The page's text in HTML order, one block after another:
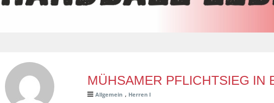
MÜHSAMER PFLICHTSIEG IN
Allgemein , Herren I